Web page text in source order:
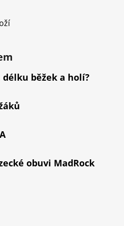
běžek a holí?
obuvi MadRock